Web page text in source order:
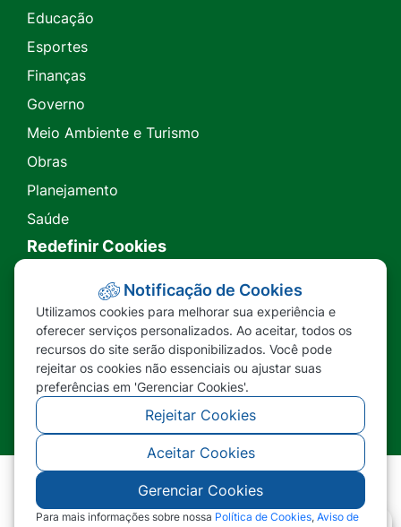
Educação
Esportes
Finanças
Governo
Meio Ambiente e Turismo
Obras
Planejamento
Saúde
Redefinir Cookies
Transparência
Ouvidoria
SIC
©2026 - Prefeitura Municipal de Nova Lacerda -
MT - Todos os direitos reservados
Notificação de Cookies
Utilizamos cookies para melhorar sua experiência e
oferecer serviços personalizados. Ao aceitar, todos os
recursos do site serão disponibilizados. Você pode
rejeitar os cookies não essenciais ou ajustar suas
preferências em 'Gerenciar Cookies'.
Rejeitar Cookies
Aceitar Cookies
Gerenciar Cookies
Para mais informações sobre nossa Política de Cookies, Aviso de